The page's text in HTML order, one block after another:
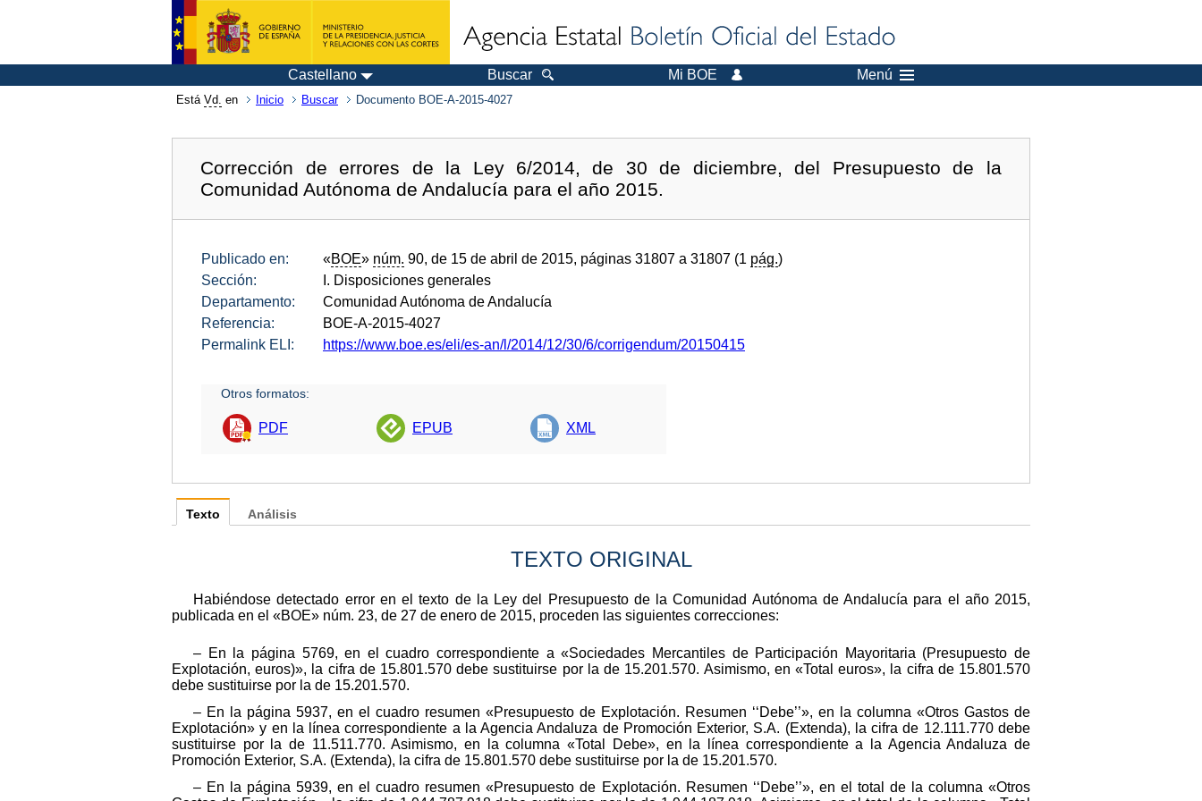
Castellano Buscar Mi BOE Menú
Está Vd. en Inicio Buscar Documento BOE-A-2015-4027
Corrección de errores de la Ley 6/2014, de 30 de diciembre, del Presupuesto de la
Comunidad Autónoma de Andalucía para el año 2015.
Publicado en: «BOE» núm. 90, de 15 de abril de 2015, páginas 31807 a 31807 (1 pág.)
Sección:
I. Disposiciones generales
Departamento:
Comunidad Autónoma de Andalucía
Referencia:
BOE-A-2015-4027
Permalink ELI:
https://www.boe.es/eli/es-an/l/2014/12/30/6/corrigendum/20150415
Otros formatos:
PDF EPUB XML
Texto
TEXTO ORIGINAL
Habiéndose detectado error en el texto de la Ley del Presupuesto de la Comunidad Autónoma de Andalucía para el año 2015,
publicada en el «BOE» núm. 23, de 27 de enero de 2015, proceden las siguientes correcciones:
– En la página 5769, en el cuadro correspondiente a «Sociedades Mercantiles de Participación Mayoritaria (Presupuesto de
Explotación, euros)», la cifra de 15.801.570 debe sustituirse por la de 15.201.570. Asimismo, en «Total euros», la cifra de 15.801.570
debe sustituirse por la de 15.201.570.
– En la página 5937, en el cuadro resumen «Presupuesto de Explotación. Resumen ‘‘Debe’’», en la columna «Otros Gastos de
Explotación» y en la línea correspondiente a la Agencia Andaluza de Promoción Exterior, S.A. (Extenda), la cifra de 12.111.770 debe
sustituirse por la de 11.511.770. Asimismo, en la columna «Total Debe», en la línea correspondiente a la Agencia Andaluza de
Promoción Exterior, S.A. (Extenda), la cifra de 15.801.570 debe sustituirse por la de 15.201.570.
– En la página 5939, en el cuadro resumen «Presupuesto de Explotación. Resumen ‘‘Debe’’», en el total de la columna «Otros
Análisis